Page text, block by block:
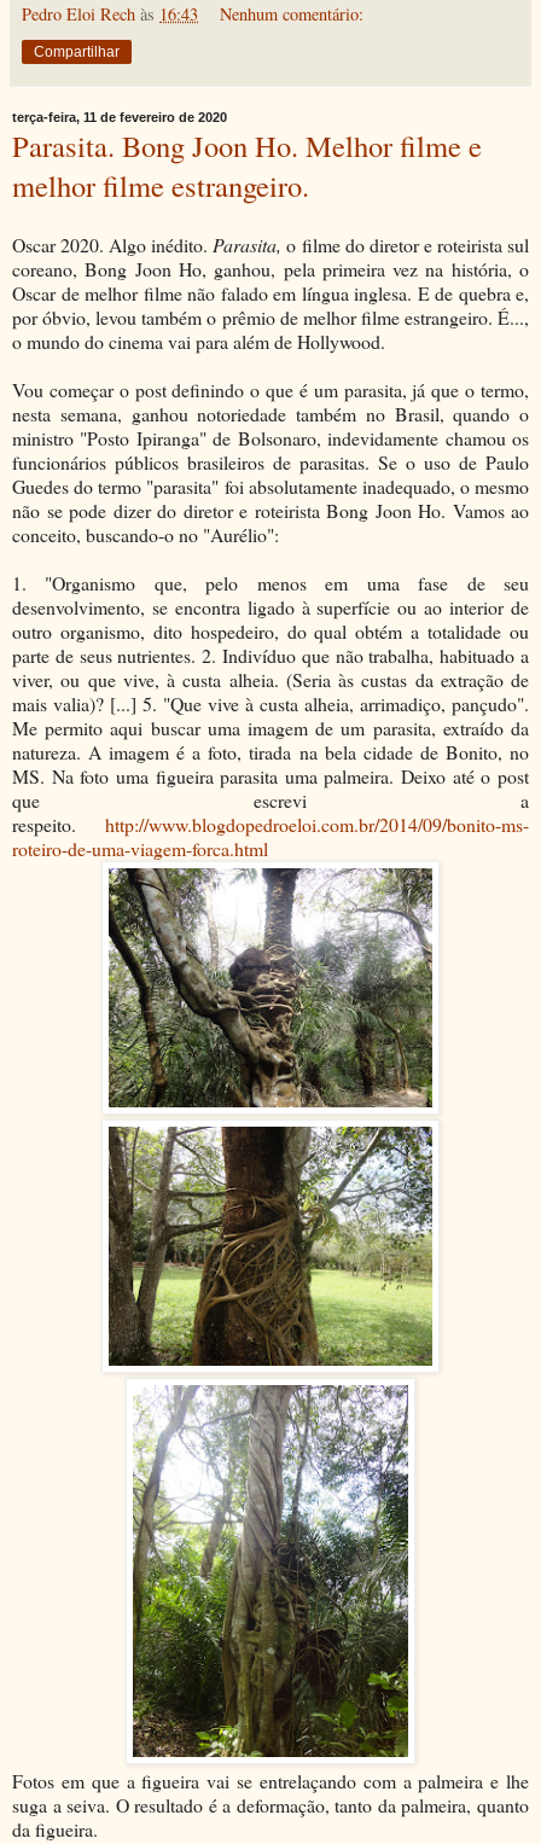
Pedro Eloi Rech às 16:43 Nenhum comentário:
Compartilhar
terça-feira, 11 de fevereiro de 2020
Parasita. Bong Joon Ho. Melhor filme e
melhor filme estrangeiro.
Oscar 2020. Algo inédito.Parasita,o filme do diretor e roteirista sul
coreano, Bong Joon Ho, ganhou, pela primeira vez na história, o
Oscar de melhor filme não falado em língua inglesa. E de quebra e,
por óbvio, levou também o prêmio de melhor filme estrangeiro. É...,
o mundo do cinema vai para além de Hollywood.
Vou começar o post definindo o que é um parasita, já que o termo,
nesta semana, ganhou notoriedade também no Brasil, quando o
ministro "Posto Ipiranga" de Bolsonaro, indevidamente chamou os
funcionários públicos brasileiros de parasitas. Se o uso de Paulo
Guedes do termo "parasita" foi absolutamente inadequado, o mesmo
não se pode dizer do diretor e roteirista Bong Joon Ho. Vamos ao
conceito, buscando-o no "Aurélio":
1. "Organismo que, pelo menos em uma fase de seu
desenvolvimento, se encontra ligado à superfície ou ao interior de
outro organismo, dito hospedeiro, do qual obtém a totalidade ou
parte de seus nutrientes. 2. Indivíduo que não trabalha, habituado a
viver, ou que vive, à custa alheia. (Seria às custas da extração de
mais valia)? [...] 5. "Que vive à custa alheia, arrimadiço, pançudo".
Me permito aqui buscar uma imagem de um parasita, extraído da
natureza. A imagem é a foto, tirada na bela cidade de Bonito, no
MS. Na foto uma figueira parasita uma palmeira. Deixo até o post
que escrevi a
respeito. http://www.blogdopedroeloi.com.br/2014/09/bonito-ms-
roteiro-de-uma-viagem-forca.html
Fotos em que a figueira vai se entrelaçando com a palmeira e lhe
suga a seiva. O resultado é a deformação, tanto da palmeira, quanto
da figueira.